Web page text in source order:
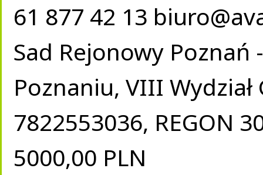
61 877 42 13
Sad Rejonowy
Poznaniu, VIII
7822553036, REGON
5000,00 PLN